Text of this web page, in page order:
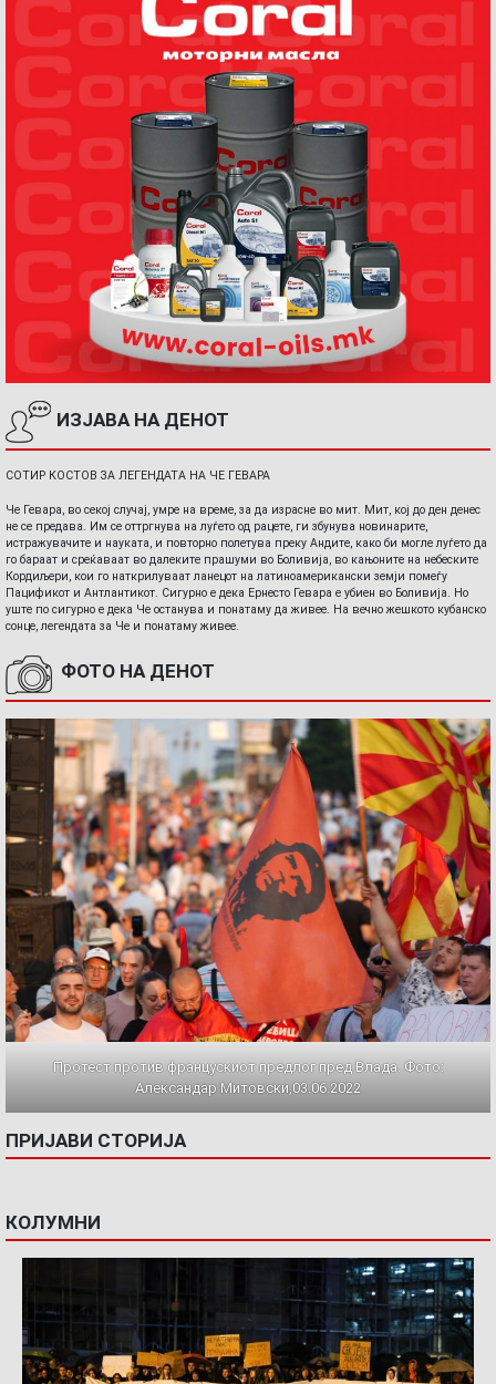
ИЗЈАВА НА ДЕНОТ
СОТИР КОСТОВ ЗА ЛЕГЕНДАТА НА ЧЕ ГЕВАРА
Че Гевара, во секој случај, умре на време, за да израсне во мит. Мит, кој до ден денес
не се предава. Им се оттргнува на луѓето од рацете, ги збунува новинарите,
истражувачите и науката, и повторно полетува преку Андите, како би могле луѓето да
го бараат и среќаваат во далеките прашуми во Боливија, во кањоните на небеските
Кордиљери, кои го наткрилуваат ланецот на латиноамерикански земји помеѓу
Пацификот и Антлантикот. Сигурно е дека Ернесто Гевара е убиен во Боливија. Но
уште по сигурно е дека Че останува и понатаму да живее. На вечно жешкото кубанско
сонце, легендата за Че и понатаму живее.
ФОТО НА ДЕНОТ
Протест против францускиот предлог пред Влада. Фото:
Александар Митовски,03.06.2022
ПРИЈАВИ СТОРИЈА
КОЛУМНИ